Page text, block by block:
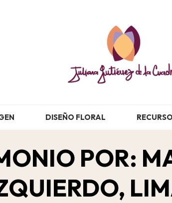
DISEÑO FLORAL
POR: